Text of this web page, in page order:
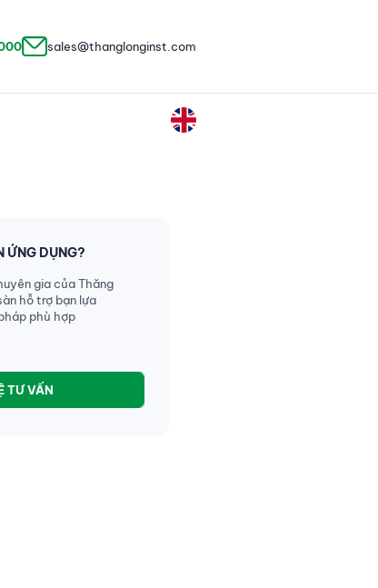
sales@thanglonginst.com
ỨNG DỤNG?
gia của Thăng
hỗ trợ bạn lựa
phù hợp
TƯ VẤN